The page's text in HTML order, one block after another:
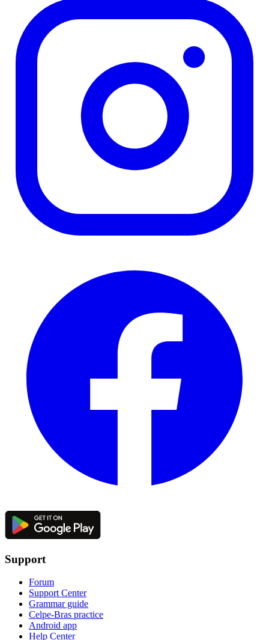
Support
Forum
Support Center
Grammar guide
Celpe-Bras practice
Android app
Help Center